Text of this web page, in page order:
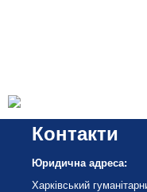
Контакти
Юридична адреса:
Харківський